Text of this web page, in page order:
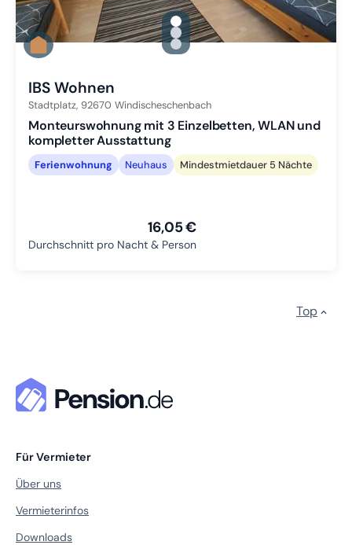
gallery.slide_selector
Zu Slide 1 wechseln
Zu Slide 2 wechseln
Zu Slide 3 wechseln
IBS Wohnen
Stadtplatz, 92670 Windischeschenbach
Monteurswohnung mit 3 Einzelbetten, WLAN und
kompletter Ausstattung
Ferienwohnung Neuhaus Mindestmietdauer 5 Nächte
16,05 €
Durchschnitt pro Nacht & Person
Top
Für Vermieter
Über uns
Vermieterinfos
Downloads